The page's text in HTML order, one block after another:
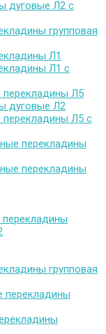
дуговые Л2 с
групповая
Л1
Л1 с
перекладины Л5
дуговые Л2
перекладины Л5 с
перекладины
перекладины
групповая
перекладины